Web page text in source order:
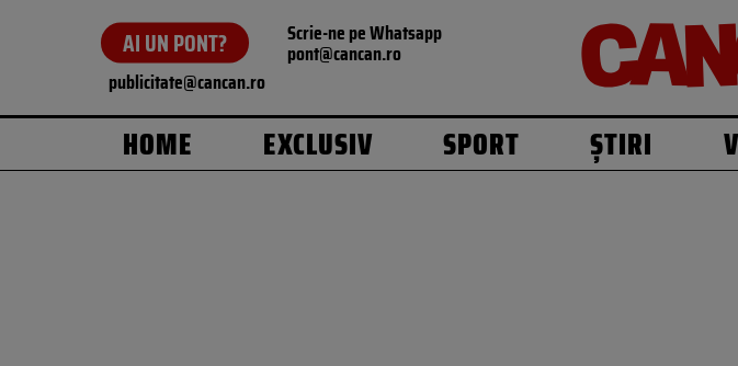
AI UN PONT? Scrie-ne pe Whatsapp
pont@cancan.ro
publicitate@cancan.ro
HOME EXCLUSIV SPORT ȘTIRI